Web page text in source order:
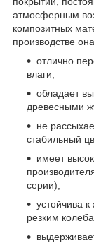
атмосферным
композитных
производстве
отлично
влаги;
обладает
древесными
не
стабильный
имеет
серии);
устойчива
резким